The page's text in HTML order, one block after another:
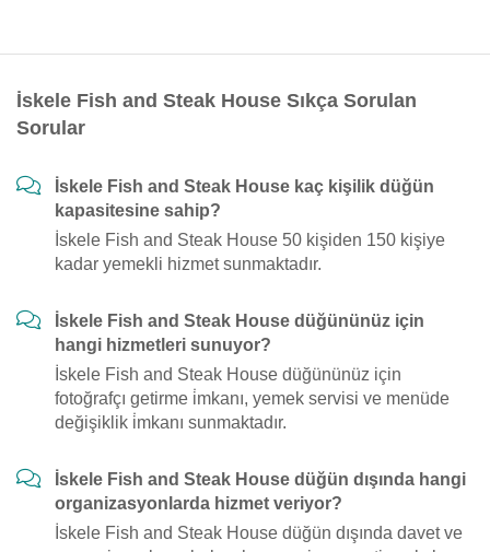
İskele Fish and Steak House Sıkça Sorulan
Sorular
İskele Fish and Steak House kaç kişilik düğün
kapasitesine sahip?
İskele Fish and Steak House 50 kişiden 150 kişiye
kadar yemekli hizmet sunmaktadır.
İskele Fish and Steak House düğününüz için
hangi hizmetleri sunuyor?
İskele Fish and Steak House düğününüz için
fotoğrafçı getirme i̇mkanı, yemek servisi ve menüde
değişiklik i̇mkanı sunmaktadır.
İskele Fish and Steak House düğün dışında hangi
organizasyonlarda hizmet veriyor?
İskele Fish and Steak House düğün dışında davet ve